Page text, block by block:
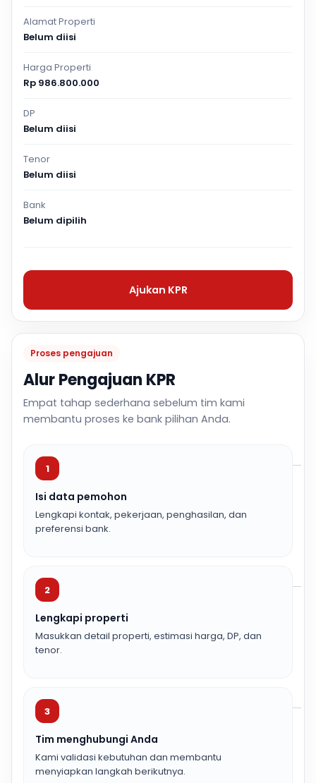
Proses pengajuan
Alur Pengajuan KPR
Empat tahap sederhana sebelum tim kami
membantu proses ke bank pilihan Anda.
1
Isi data pemohon
Lengkapi kontak, pekerjaan, penghasilan, dan
preferensi bank.
2
Lengkapi properti
Masukkan detail properti, estimasi harga, DP, dan
tenor.
3
Tim menghubungi Anda
Kami validasi kebutuhan dan membantu
menyiapkan langkah berikutnya.
Alamat Properti
Belum diisi
Harga Properti
Rp 986.800.000
DP
Belum diisi
Tenor
Belum diisi
Bank
Belum dipilih
Ajukan KPR